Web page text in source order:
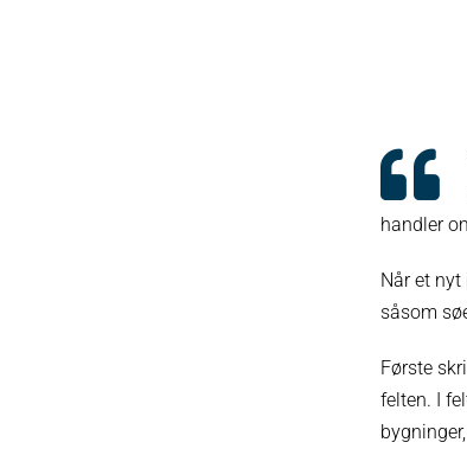
handler
Når et
såsom
Første
felten. I